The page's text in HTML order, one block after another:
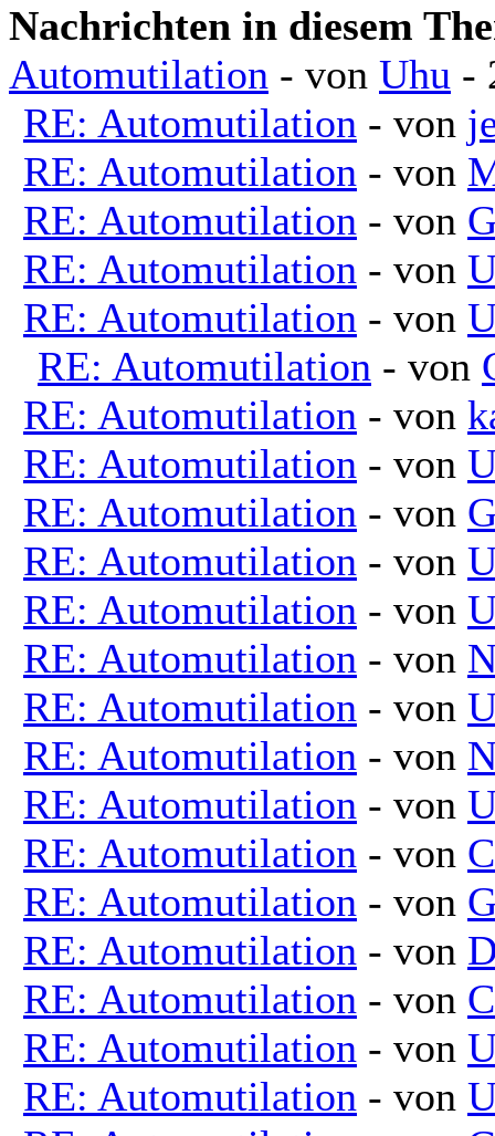
Nachrichten in diesem
Automutilation - von Uhu -
RE: Automutilation - von
RE: Automutilation - von
RE: Automutilation - von
RE: Automutilation - von
RE: Automutilation - von
RE: Automutilation - von
RE: Automutilation - von
RE: Automutilation - von
RE: Automutilation - von
RE: Automutilation - von
RE: Automutilation - von
RE: Automutilation - von
RE: Automutilation - von
RE: Automutilation - von
RE: Automutilation - von
RE: Automutilation - von
RE: Automutilation - von
RE: Automutilation - von
RE: Automutilation - von
RE: Automutilation - von
RE: Automutilation - von